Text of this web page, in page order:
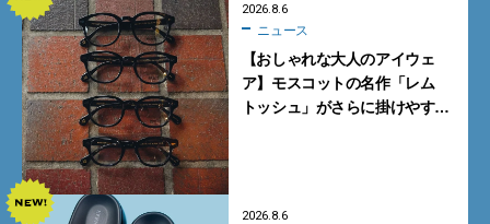
2026.8.6
ニュース
【おしゃれな大人のアイウェ
ア】モスコットの名作「レム
トッシュ」がさらに掛けやす
2026.8.6